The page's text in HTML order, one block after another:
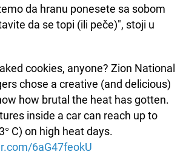
da hranu ponesete sa sobom
da se topi (ili peče)", stoji u
cookies, anyone? Zion National
chose a creative (and delicious)
how brutal the heat has gotten.
inside a car can reach up to
C) on high heat days.
6aG47feokU